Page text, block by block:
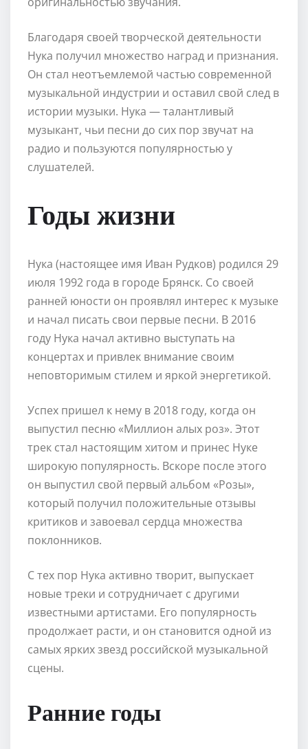
Благодаря своей творческой деятельности
Нука получил множество наград и признания.
Он стал неотъемлемой частью современной
музыкальной индустрии и оставил свой след в
истории музыки. Нука — талантливый
музыкант, чьи песни до сих пор звучат на
радио и пользуются популярностью у
слушателей.
Годы жизни
Нука (настоящее имя Иван Рудков) родился 29
июля 1992 года в городе Брянск. Со своей
ранней юности он проявлял интерес к музыке
и начал писать свои первые песни. В 2016
году Нука начал активно выступать на
концертах и привлек внимание своим
неповторимым стилем и яркой энергетикой.
Успех пришел к нему в 2018 году, когда он
выпустил песню «Миллион алых роз». Этот
трек стал настоящим хитом и принес Нуке
широкую популярность. Вскоре после этого
он выпустил свой первый альбом «Розы»,
который получил положительные отзывы
критиков и завоевал сердца множества
поклонников.
С тех пор Нука активно творит, выпускает
новые треки и сотрудничает с другими
известными артистами. Его популярность
продолжает расти, и он становится одной из
самых ярких звезд российской музыкальной
сцены.
Ранние годы